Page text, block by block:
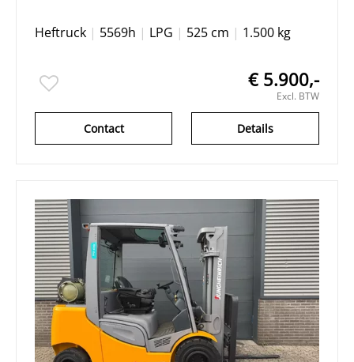
Heftruck | 5569h | LPG | 525 cm | 1.500 kg
€ 5.900,-
Excl. BTW
Details
Contact